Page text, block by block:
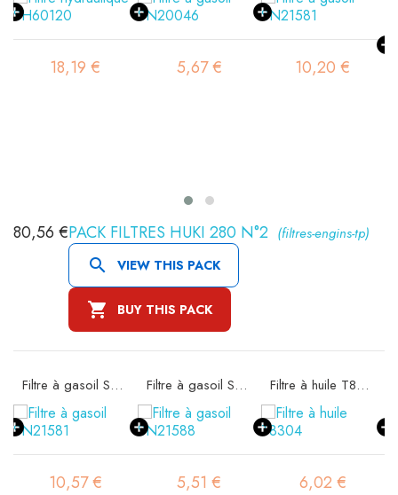
18,19 € 5,67 € 10,20 €
PACK FILTRES HUKI 280 N°2 (filtres-engins-tp)
 VIEW THIS PACK
 BUY THIS PACK
80,56 €
Filtre à gasoil SN21581
10,57 €
Filtre à gasoil SN21588
5,51 €
Filtre à huile T8304
6,02 €